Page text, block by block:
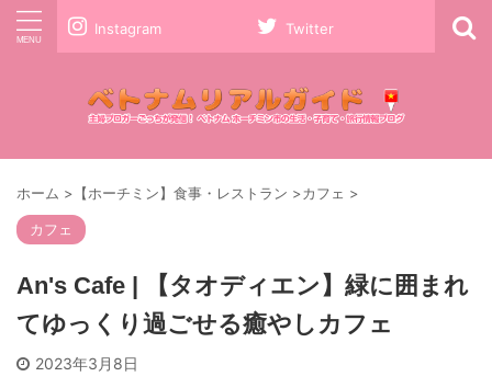
Instagram Twitter
ホーム > 【ホーチミン】食事・レストラン >カフェ >
カフェ
An's Cafe | 【タオディエン】緑に囲まれ
てゆっくり過ごせる癒やしカフェ
2023年3月8日